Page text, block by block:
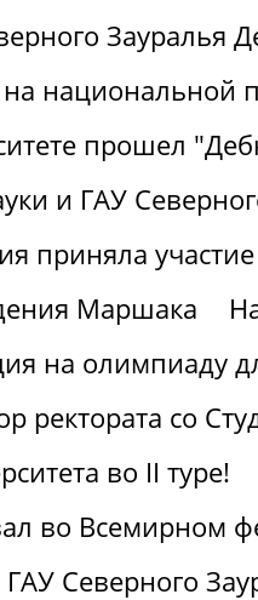
Зауралья
на национальной
прошел
и ГАУ
приняла
Маршака
на олимпиаду
ректората со
во II туре!
во Всемирном
Северного